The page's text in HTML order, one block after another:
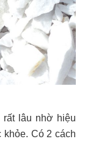
lâu nhờ hiệu
khỏe. Có 2 cách